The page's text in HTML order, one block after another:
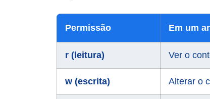
Permissão Em um
r (leitura) Ver o
w (escrita) Alterar o